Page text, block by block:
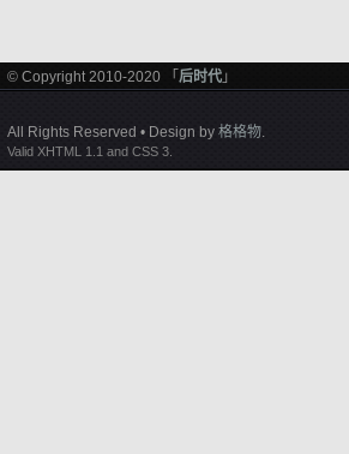
© Copyright 2010-2020 「 后时代 」
All Rights Reserved • Design by 格格物.
Valid XHTML 1.1 and CSS 3.